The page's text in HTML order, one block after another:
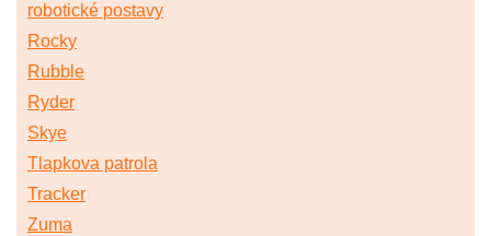
robotické postavy
Rocky
Rubble
Ryder
Skye
Tlapkova patrola
Tracker
Zuma